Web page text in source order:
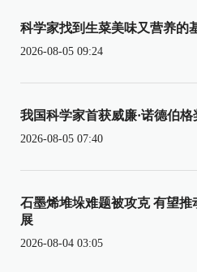
科学家找到生菜美味又营养的
2026-08-05 09:24
我国科学家首获威廉·诺德伯格
2026-08-05 07:40
石墨烯堆垛难题被攻克 有望
展
2026-08-04 03:05